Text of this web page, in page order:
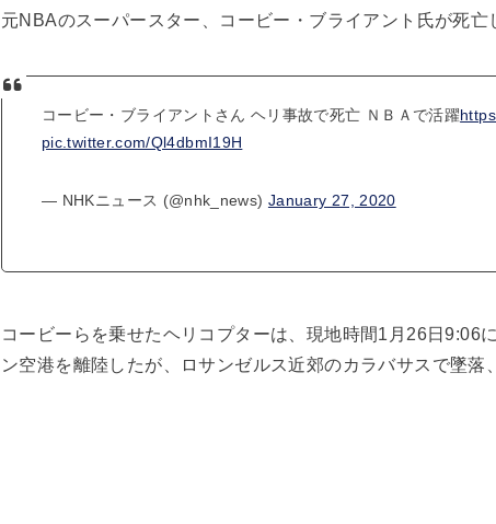
元NBAのスーパースター、コービー・ブライアント氏が死
コービー・ブライアントさん ヘリ事故で死亡 ＮＢＡで活躍
pic.twitter.com/Ql4dbmI19H
— NHKニュース (@nhk_news) January 27, 2020
コービーらを乗せたヘリコプターは、現地時間1月26日9:06
ン空港を離陸したが、ロサンゼルス近郊のカラバサスで墜落